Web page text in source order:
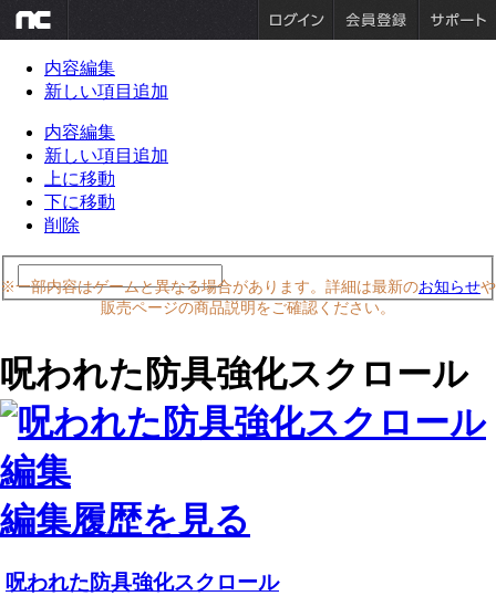
内容編集
新しい項目追加
内容編集
新しい項目追加
上に移動
下に移動
削除
※一部内容はゲームと異なる場合があります。詳細は最新のお知らせや
販売ページの商品説明をご確認ください。
呪われた防具強化スクロール
編集履歴を見る
呪われた防具強化スクロール